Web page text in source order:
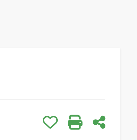
Stampa: Cod.
Preferiti: Cod. 19